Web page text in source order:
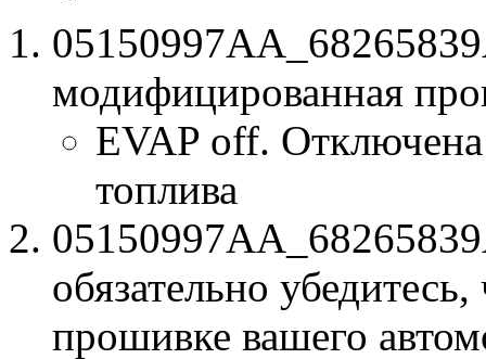
модифицированная
EVAP off. Отключена
топлива
обязательно
прошивке вашего